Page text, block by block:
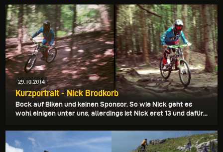
29.10.2014
Kurzportrait - Nick Brodkorb
Bock auf Biken und keinen Sponsor. So wie Nick geht es
wohl einigen unter uns, allerdings ist Nick erst 13 und dafür...